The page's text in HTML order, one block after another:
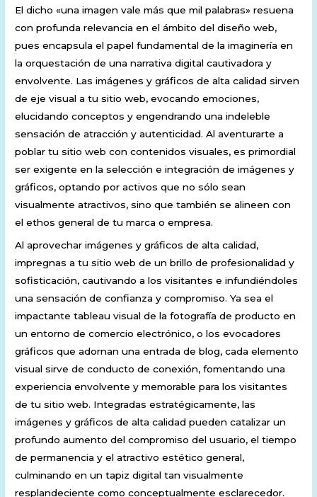
El dicho «una imagen vale más que mil palabras» resuena
con profunda relevancia en el ámbito del diseño web,
pues encapsula el papel fundamental de la imaginería en
la orquestación de una narrativa digital cautivadora y
envolvente. Las imágenes y gráficos de alta calidad sirven
de eje visual a tu sitio web, evocando emociones,
elucidando conceptos y engendrando una indeleble
sensación de atracción y autenticidad. Al aventurarte a
poblar tu sitio web con contenidos visuales, es primordial
ser exigente en la selección e integración de imágenes y
gráficos, optando por activos que no sólo sean
visualmente atractivos, sino que también se alineen con
el ethos general de tu marca o empresa.
Al aprovechar imágenes y gráficos de alta calidad,
impregnas a tu sitio web de un brillo de profesionalidad y
sofisticación, cautivando a los visitantes e infundiéndoles
una sensación de confianza y compromiso. Ya sea el
impactante tableau visual de la fotografía de producto en
un entorno de comercio electrónico, o los evocadores
gráficos que adornan una entrada de blog, cada elemento
visual sirve de conducto de conexión, fomentando una
experiencia envolvente y memorable para los visitantes
de tu sitio web. Integradas estratégicamente, las
imágenes y gráficos de alta calidad pueden catalizar un
profundo aumento del compromiso del usuario, el tiempo
de permanencia y el atractivo estético general,
culminando en un tapiz digital tan visualmente
resplandeciente como conceptualmente esclarecedor.